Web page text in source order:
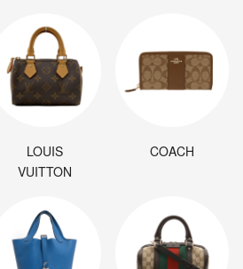
LOUIS
VUITTON
COACH